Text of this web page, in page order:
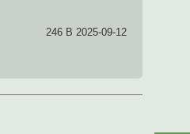
246 B 2025-09-12